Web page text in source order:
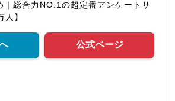
｜総合力NO.1の超定番アンケートサ
人】
公式ページ